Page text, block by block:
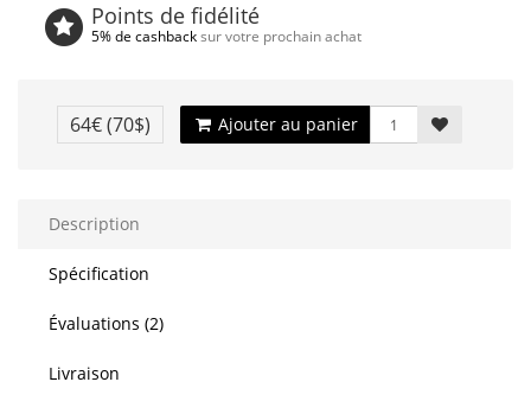
Points de fidélité
5% de cashbacksur votre prochain achat
64€(70$) Ajouter au panier
Description
Spécification
Évaluations (2)
Livraison